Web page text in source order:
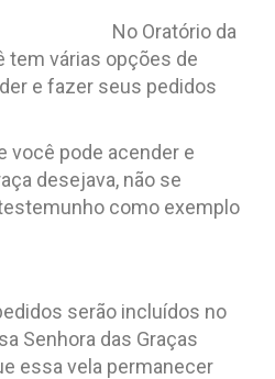
No Oratório da
tem várias opções de
e fazer seus pedidos
você pode acender e
desejava, não se
como exemplo
serão incluídos no
Senhora das Graças
essa vela permanecer